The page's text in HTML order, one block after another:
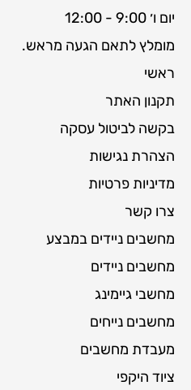
יום ו׳ 9:00 - 12:00
מומלץ לתאם הגעה מראש.
ראשי
תקנון האתר
בקשה לביטול עסקה
הצהרת נגישות
מדיניות פרטיות
צרו קשר
מחשבים ניידים במבצע
מחשבים ניידים
מחשבי גיימינג
מחשבים נייחים
מעבדת מחשבים
ציוד היקפי